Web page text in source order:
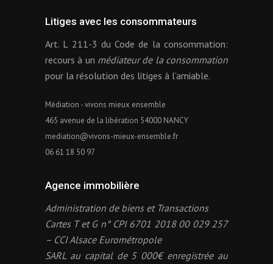
Litiges avec les consommateurs
Art. L 211-3 du Code de la consommation:
recours à un médiateur de la consommation
pour la résolution des litiges à l’amiable.
Médiation - vivons mieux ensemble
465 avenue de la libération 54000 NANCY
mediation@vivons-mieux-ensemble.fr
06 61 18 50 97
Agence immobilière
Administration de biens et Transactions
Cartes T et G n° CPI 6701 2018 00 029 257
– CCI Alsace Eurométropole
SARL au capital de 5 000€ enregistrée au